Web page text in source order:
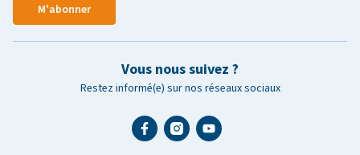
M'abonner
Vous nous suivez ?
Restez informé(e) sur nos réseaux sociaux